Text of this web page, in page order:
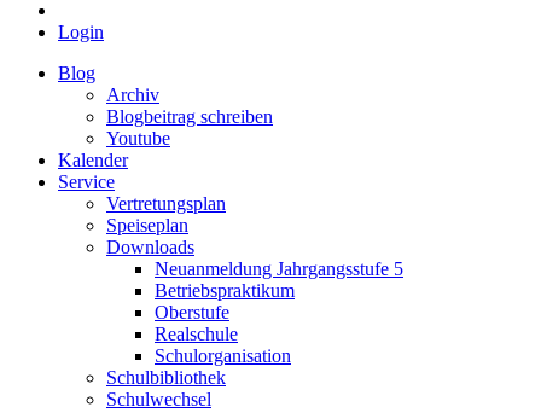
Login
Blog
Archiv
Blogbeitrag schreiben
Youtube
Kalender
Service
Vertretungsplan
Speiseplan
Downloads
Neuanmeldung Jahrgangsstufe 5
Betriebspraktikum
Oberstufe
Realschule
Schulorganisation
Schulbibliothek
Schulwechsel